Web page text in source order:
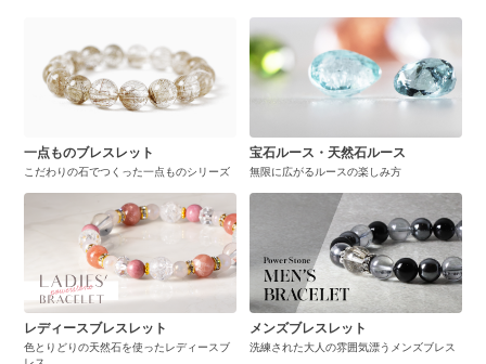
一点ものブレスレット
こだわりの石でつくった一点ものシリーズ
宝石ルース・天然石ルース
無限に広がるルースの楽しみ方
レディースブレスレット
色とりどりの天然石を使ったレディースブ
メンズブレスレット
洗練された大人の雰囲気漂うメンズブレス